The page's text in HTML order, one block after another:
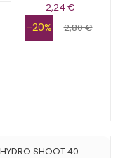
2,24 €
-20% 2,80 €
SHOOT 40